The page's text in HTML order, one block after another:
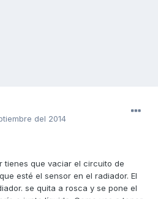
del 2014
tienes que vaciar el circuito de
esté el sensor en el radiador. El
se quita a rosca y se pone el